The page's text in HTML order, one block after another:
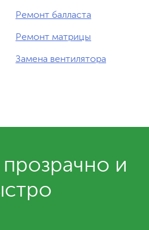
Ремонт балласта
Ремонт матрицы
Замена вентилятора
и